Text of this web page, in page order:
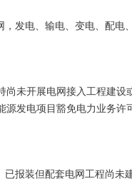
发电、输电、变电、配电
尚未开展电网接入工程建
源发电项目豁免电力业务许
报装但配套电网工程尚未